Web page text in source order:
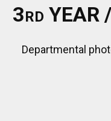
3RD YEAR
Departmental